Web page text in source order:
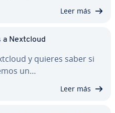
Leer más
a Nextcloud
y quieres saber si
un…
Leer más